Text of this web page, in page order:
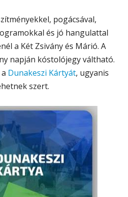
pogácsával,
és jó hangulattal
a Két Zsivány és Márió. A
napján kóstolójegy váltható.
Dunakeszi Kártyát, ugyanis
szert.